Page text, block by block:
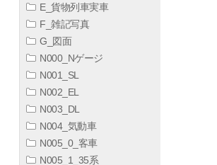
E_貨物列車実車
F_雑記写真
G_図面
N000_Nゲージ
N001_SL
N002_EL
N003_DL
N004_気動車
N005_0_客車
N005_1_35系